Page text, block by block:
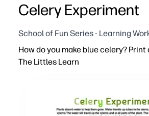
Celery Experiment
School of Fun Series - Learning
How do you make blue celery? Print
The Littles Learn